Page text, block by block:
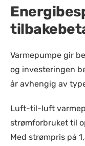
Varmepumpe gir
og investeringen
år avhengig av
Luft-til-luft
strømforbruket til
Med strømpris på